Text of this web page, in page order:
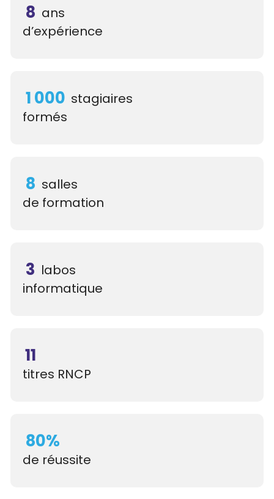
8 ans
d’expérience
1 000 stagiaires
formés
8 salles
de formation
3 labos
informatique
11
titres RNCP
80%
de réussite